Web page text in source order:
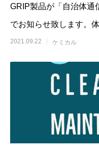
GRIP製品が「自治体通
でお知らせ致します。
2021.09.22 ケミカル